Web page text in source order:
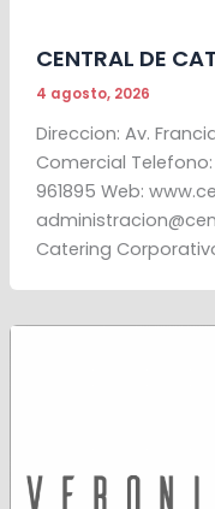
CENTRAL DE
4 agosto, 2026
Direccion: Av.
Comercial
961895 Web:
Catering